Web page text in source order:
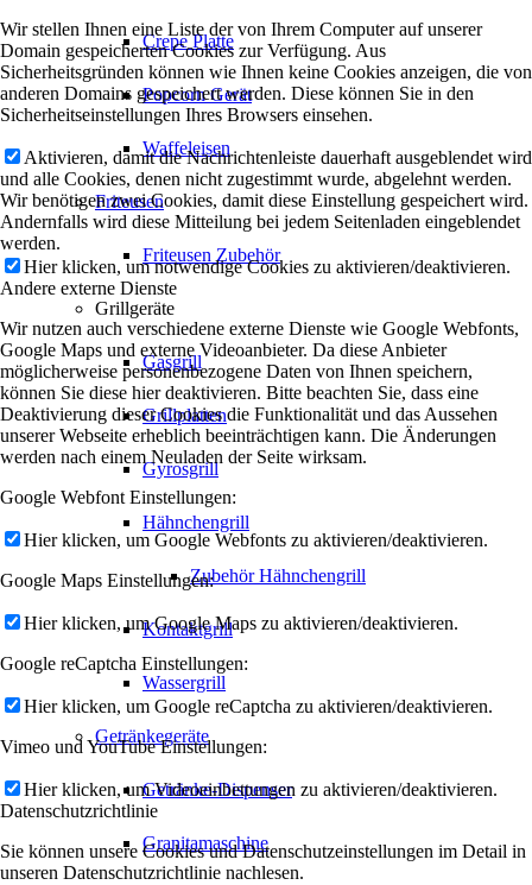
Crepe Platte
Popcorn Gerät
Waffeleisen
Friteusen
Friteusen Zubehör
Grillgeräte
Gasgrill
Grillplatten
Gyrosgrill
Hähnchengrill
Zubehör Hähnchengrill
Kontaktgrill
Wassergrill
Getränkegeräte
Getränke-Dispenser
Granitamaschine
Wir stellen Ihnen eine Liste der von Ihrem Computer auf unserer
Domain gespeicherten Cookies zur Verfügung. Aus
Sicherheitsgründen können wie Ihnen keine Cookies anzeigen, die von
anderen Domains gespeichert werden. Diese können Sie in den
Sicherheitseinstellungen Ihres Browsers einsehen.
Aktivieren, damit die Nachrichtenleiste dauerhaft ausgeblendet wird
und alle Cookies, denen nicht zugestimmt wurde, abgelehnt werden.
Wir benötigen zwei Cookies, damit diese Einstellung gespeichert wird.
Andernfalls wird diese Mitteilung bei jedem Seitenladen eingeblendet
werden.
Hier klicken, um notwendige Cookies zu aktivieren/deaktivieren.
Andere externe Dienste
Wir nutzen auch verschiedene externe Dienste wie Google Webfonts,
Google Maps und externe Videoanbieter. Da diese Anbieter
möglicherweise personenbezogene Daten von Ihnen speichern,
können Sie diese hier deaktivieren. Bitte beachten Sie, dass eine
Deaktivierung dieser Cookies die Funktionalität und das Aussehen
unserer Webseite erheblich beeinträchtigen kann. Die Änderungen
werden nach einem Neuladen der Seite wirksam.
Google Webfont Einstellungen:
Hier klicken, um Google Webfonts zu aktivieren/deaktivieren.
Google Maps Einstellungen:
Hier klicken, um Google Maps zu aktivieren/deaktivieren.
Google reCaptcha Einstellungen:
Hier klicken, um Google reCaptcha zu aktivieren/deaktivieren.
Vimeo und YouTube Einstellungen:
Hier klicken, um Videoeinbettungen zu aktivieren/deaktivieren.
Datenschutzrichtlinie
Sie können unsere Cookies und Datenschutzeinstellungen im Detail in
unseren Datenschutzrichtlinie nachlesen.